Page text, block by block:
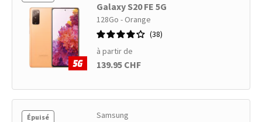
Galaxy S20 FE 5G
128Go - Orange
38
à partir de
139.95 CHF
Épuisé Samsung